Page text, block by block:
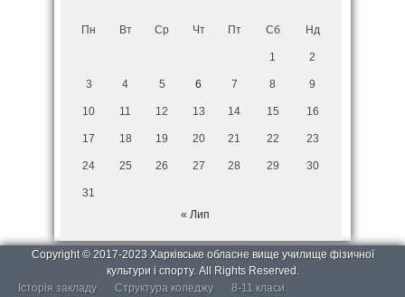
Пн Вт Ср Чт Пт Сб Нд
1 2
3 4 5 6 7 8 9
10 11 12 13 14 15 16
17 18 19 20 21 22 23
24 25 26 27 28 29 30
31
« Лип
Copyright © 2017-2023 Харківське обласне вище училище фізичної
культури і спорту. All Rights Reserved.
Історія закладу
Структура коледжу
8-11 класи